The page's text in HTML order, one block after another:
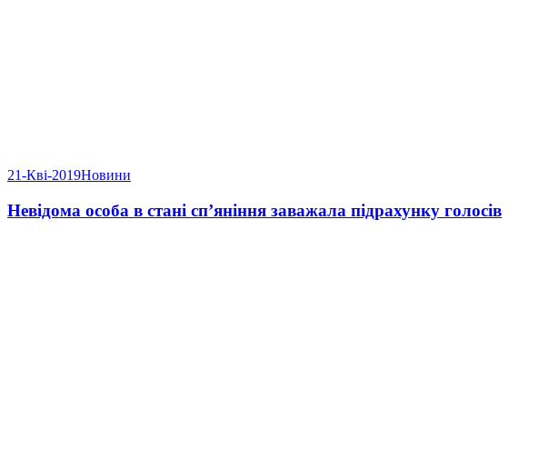
21-Кві-2019Новини
Невідома особа в стані сп’яніння заважала підрахунку голосів